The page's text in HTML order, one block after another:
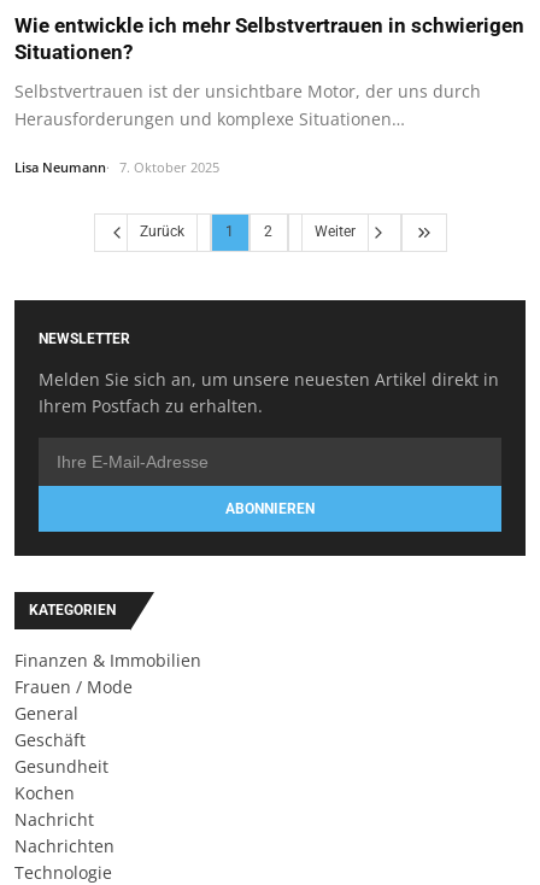
Wie entwickle ich mehr Selbstvertrauen in schwierigen
Situationen?
Selbstvertrauen ist der unsichtbare Motor, der uns durch
Herausforderungen und komplexe Situationen…
Lisa Neumann 7. Oktober 2025
Zurück 1 2 Weiter
NEWSLETTER
Melden Sie sich an, um unsere neuesten Artikel direkt in
Ihrem Postfach zu erhalten.
ABONNIEREN
KATEGORIEN
Finanzen & Immobilien
Frauen / Mode
General
Geschäft
Gesundheit
Kochen
Nachricht
Nachrichten
Technologie